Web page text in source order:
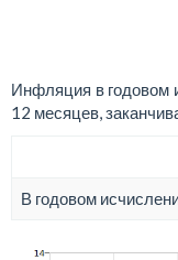
Инфляция в годовом
12 месяцев,
В годовом